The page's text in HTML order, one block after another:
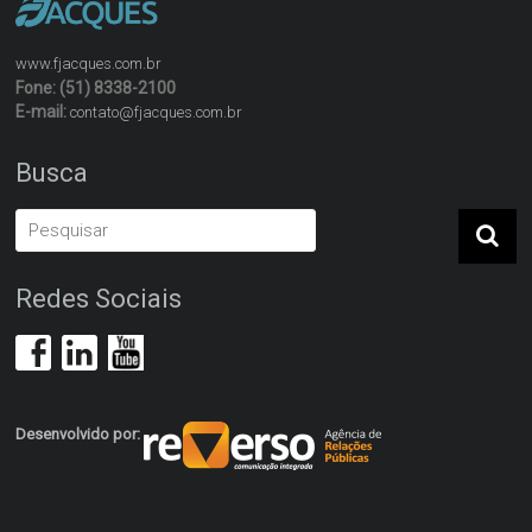
www.fjacques.com.br
Fone: (51) 8338-2100
E-mail:contato@fjacques.com.br
Busca
Redes Sociais
Desenvolvido por: